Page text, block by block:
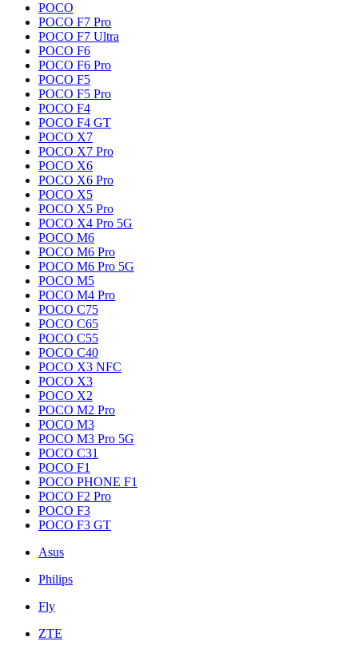
POCO
POCO F7 Pro
POCO F7 Ultra
POCO F6
POCO F6 Pro
POCO F5
POCO F5 Pro
POCO F4
POCO F4 GT
POCO X7
POCO X7 Pro
POCO X6
POCO X6 Pro
POCO X5
POCO X5 Pro
POCO X4 Pro 5G
POCO M6
POCO M6 Pro
POCO M6 Pro 5G
POCO M5
POCO M4 Pro
POCO C75
POCO C65
POCO C55
POCO C40
POCO X3 NFC
POCO X3
POCO X2
POCO M2 Pro
POCO M3
POCO M3 Pro 5G
POCO C31
POCO F1
POCO PHONE F1
POCO F2 Pro
POCO F3
POCO F3 GT
Asus
Philips
Fly
ZTE